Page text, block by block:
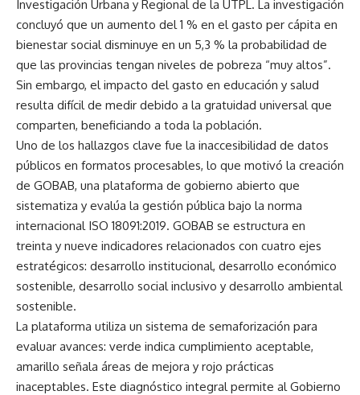
Investigación Urbana y Regional de la UTPL. La investigación
concluyó que un aumento del 1 % en el gasto per cápita en
bienestar social disminuye en un 5,3 % la probabilidad de
que las provincias tengan niveles de pobreza “muy altos”.
Sin embargo, el impacto del gasto en educación y salud
resulta difícil de medir debido a la gratuidad universal que
comparten, beneficiando a toda la población.
Uno de los hallazgos clave fue la inaccesibilidad de datos
públicos en formatos procesables, lo que motivó la creación
de GOBAB, una plataforma de gobierno abierto que
sistematiza y evalúa la gestión pública bajo la norma
internacional ISO 18091:2019. GOBAB se estructura en
treinta y nueve indicadores relacionados con cuatro ejes
estratégicos: desarrollo institucional, desarrollo económico
sostenible, desarrollo social inclusivo y desarrollo ambiental
sostenible.
La plataforma utiliza un sistema de semaforización para
evaluar avances: verde indica cumplimiento aceptable,
amarillo señala áreas de mejora y rojo prácticas
inaceptables. Este diagnóstico integral permite al Gobierno